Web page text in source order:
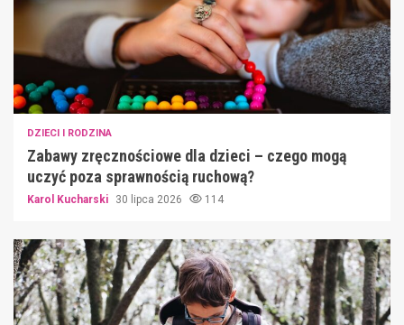
DZIECI I RODZINA
Zabawy zręcznościowe dla dzieci – czego mogą
uczyć poza sprawnością ruchową?
Karol Kucharski 30 lipca 2026 114